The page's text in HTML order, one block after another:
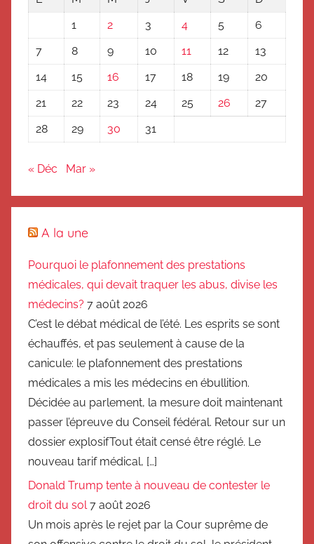
1
2 3 4 5
6
7
8 9 10 11 12
13
14
15 16 17 18 19
20
21
22 23 24 25 26
27
28
29 30 31
« Déc Mar »
A la une
Pourquoi le plafonnement des prestations
médicales, qui devait traquer les abus, divise les
médecins? 7 août 2026
C’est le débat médical de l’été. Les esprits se sont
échauffés, et pas seulement à cause de la
canicule: le plafonnement des prestations
médicales a mis les médecins en ébullition.
Décidée au parlement, la mesure doit maintenant
passer l’épreuve du Conseil fédéral. Retour sur un
dossier explosifTout était censé être réglé. Le
nouveau tarif médical, […]
Donald Trump tente à nouveau de contester le
droit du sol 7 août 2026
Un mois après le rejet par la Cour suprême de